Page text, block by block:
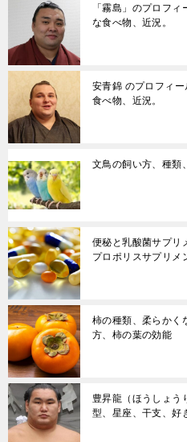
「霧島」のプロフ
な食べ物、近況。
安青錦 のプロフィ
食べ物、近況。
文鳥の飼い方、種類
便秘と乳酸菌サプリ
プロポリスサプリメ
柿の種類、柔らかく
方、柿の葉の効能
豊昇龍（ほうしょう
型、星座、干支、好